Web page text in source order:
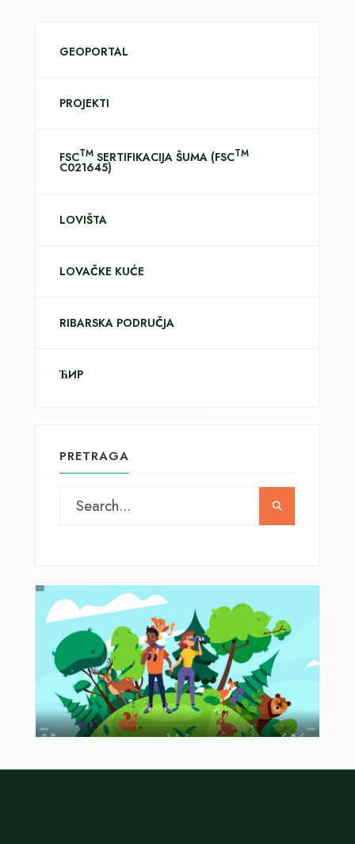
GEOPORTAL
PROJEKTI
FSCTM SERTIFIKACIJA ŠUMA (FSCTM
C021645)
LOVIŠTA
LOVAČKE KUĆE
RIBARSKA PODRUČJA
ЋИР
PRETRAGA